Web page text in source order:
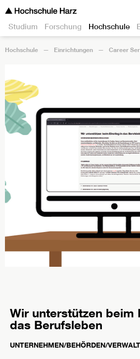
Studium Forschung Hochschule
Hochschule Einrichtungen Career
Wir unterstützen beim
das Berufsleben
UNTERNEHMEN/BEHÖRDEN/